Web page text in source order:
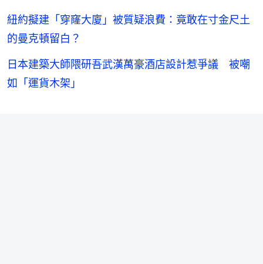
紐約擬建「穿窿大廈」被質疑浪費：竟敢在寸金尺土
的曼克頓留白？
日本建築大師隈研吾武漢萬豪酒店設計惹爭議 被嘲
如「運貨木架」